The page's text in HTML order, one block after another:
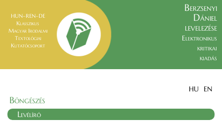
HUN–REN–DE
Klasszikus
Magyar Irodalmi
Textológiai
Kutatócsoport
Berzsenyi
Dániel
levelezése
Elektronikus
kritikai
kiadás
HU EN
Böngészés
Levélíró